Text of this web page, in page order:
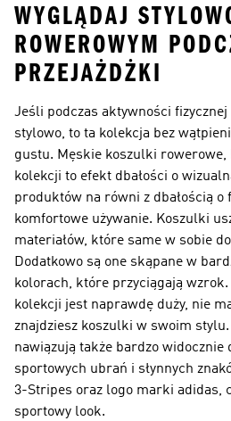
WYGLĄDAJ
ROWEROWYM
PRZEJAŻDŻKI
Jeśli podczas aktywności
stylowo, to ta kolekcja bez
gustu. Męskie koszulki rowerowe,
kolekcji to efekt dbałości o
produktów na równi z dbałością o
komfortowe używanie. Koszulki
materiałów, które same w sobie
Dodatkowo są one skąpane w
kolorach, które przyciągają
kolekcji jest naprawdę duży, nie
znajdziesz koszulki w swoim
nawiązują także bardzo widocznie
sportowych ubrań i słynnych
3-Stripes oraz logo marki adidas,
sportowy look.